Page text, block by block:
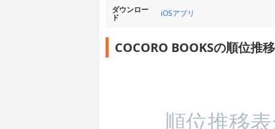
ダウンロー
ド iOSアプリ
COCORO BOOKSの順位推
順位推移